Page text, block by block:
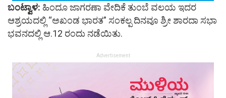
ಬಂಟ್ವಾಳ: ಹಿಂದೂ ಜಾಗರಣಾ ವೇದಿಕೆ ತುಂಬೆ ವಲಯ ಇದರ
ಆಶ್ರಯದಲ್ಲಿ “ಅಖಂಡ ಭಾರತ” ಸಂಕಲ್ಪ ದಿನವೂ ಶ್ರೀ ಶಾರದಾ ಸಭಾ
ಭವನದಲ್ಲಿ ಆ.12 ರಂದು ನಡೆಯಿತು.
Advertisement